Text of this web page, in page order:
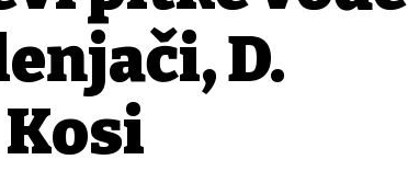
D.